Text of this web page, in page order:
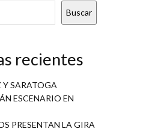
Buscar
recientes
Y SARATOGA
ESCENARIO EN
PRESENTAN LA GIRA